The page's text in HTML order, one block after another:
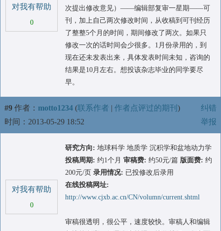
对我有帮助
0
次提出修改意见）——编辑部复审一星期——可
刊，加上自己两次修改时间，从收稿到可刊经历
了整整5个月的时间，期间修改了两次。如果只
修改一次的话时间会少很多。1月份录用的，到
现在还未发表出来，具体发表时间未知，咨询的
结果是10月左右。想投该杂志毕业的同学要尽
早。
#9 作者： motto1234 (联系作者 | 作者点评过的期刊 )
时间：2013-05-29 18:52
纠错
举报
对我有帮助
0
研究方向: 地球科学 地质学 沉积学和盆地动力学
投稿周期: 约1个月 审稿费: 约50元/篇 版面费: 约
200元/页 录用情况: 已投修改后录用
在线投稿网址:
http://www.cjxb.ac.cn/CN/volumn/current.shtml
审稿很透明，很公平，速度较快。审稿人和编辑